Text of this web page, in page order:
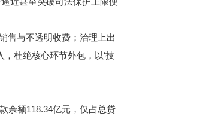
售与不透明收费；治理上出
杜绝核心环节外包，以‘技
余额118.34亿元，仅占总贷